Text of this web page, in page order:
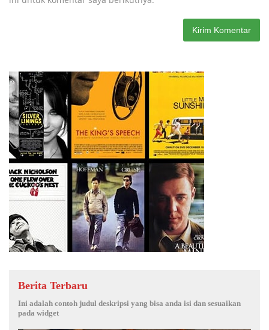
Berita Terbaru
Ini adalah contoh judul deskripsi yang bisa anda isi dan sesuaikan
pada widget